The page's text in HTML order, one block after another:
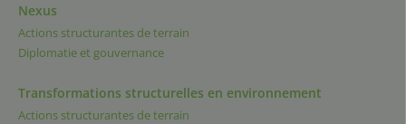
Nexus
Actions structurantes de terrain
Diplomatie et gouvernance
Transformations structurelles en environnement
Actions structurantes de terrain